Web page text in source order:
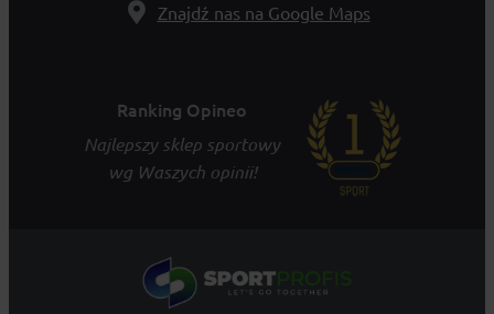
Znajdź nas na Google Maps
Ranking Opineo
Najlepszy sklep sportowy
wg Waszych opinii!